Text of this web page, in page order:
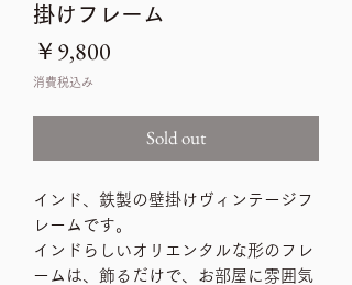
掛けフレーム
￥9,800
消費税込み
Sold out
インド、鉄製の壁掛けヴィンテージフ
レームです。
インドらしいオリエンタルな形のフレ
ームは、飾るだけで、お部屋に雰囲気